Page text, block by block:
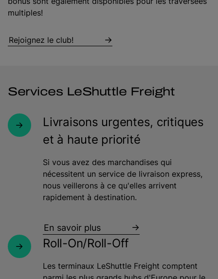
multiples!
Rejoignez le club!
Services LeShuttle Freight
Livraisons urgentes, critiques
et à haute priorité
Si vous avez des marchandises qui
nécessitent un service de livraison express,
nous veillerons à ce qu'elles arrivent
rapidement à destination.
En savoir plus
Roll-On/Roll-Off
Les terminaux LeShuttle Freight comptent